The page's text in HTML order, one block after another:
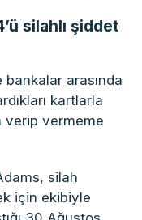
silahlı şiddet
arasında
kartlarla
verip vermeme
silah
için ekibiyle